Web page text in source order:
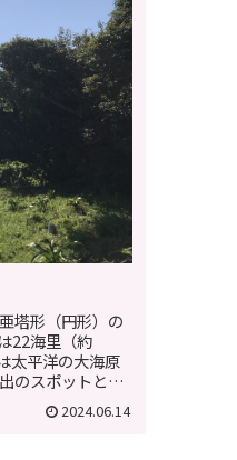
塔形（円形）の
22海里（約
太平洋の大海原
のスポットとし
2024.06.14